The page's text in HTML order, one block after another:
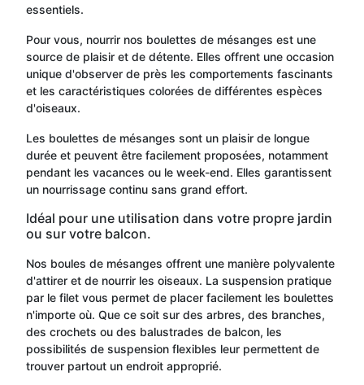
essentiels.
Pour vous, nourrir nos boulettes de mésanges est une
source de plaisir et de détente. Elles offrent une occasion
unique d'observer de près les comportements fascinants
et les caractéristiques colorées de différentes espèces
d'oiseaux.
Les boulettes de mésanges sont un plaisir de longue
durée et peuvent être facilement proposées, notamment
pendant les vacances ou le week-end. Elles garantissent
un nourrissage continu sans grand effort.
Idéal pour une utilisation dans votre propre jardin
ou sur votre balcon.
Nos boules de mésanges offrent une manière polyvalente
d'attirer et de nourrir les oiseaux. La suspension pratique
par le filet vous permet de placer facilement les boulettes
n'importe où. Que ce soit sur des arbres, des branches,
des crochets ou des balustrades de balcon, les
possibilités de suspension flexibles leur permettent de
trouver partout un endroit approprié.